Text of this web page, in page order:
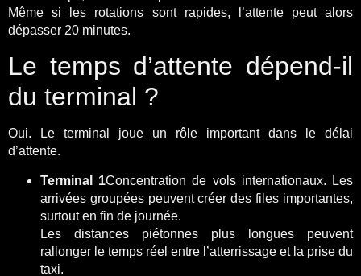
Même si les rotations sont rapides, l’attente peut alors
dépasser 20 minutes.
Le temps d’attente dépend-il
du terminal ?
Oui. Le terminal joue un rôle important dans le délai
d’attente.
Terminal 1Concentration de vols internationaux. Les
arrivées groupées peuvent créer des files importantes,
surtout en fin de journée.
Les distances piétonnes plus longues peuvent
rallonger le temps réel entre l’atterrissage et la prise du
taxi.